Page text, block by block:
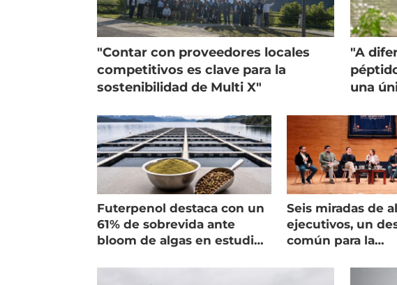
"Contar con proveedores locales
competitivos es clave para la
sostenibilidad de Multi X"
"A
una
Futerpenol destaca con un
61% de sobrevida ante
bloom de algas en estudio
Seis miradas de
ejecutivos, un
común para la